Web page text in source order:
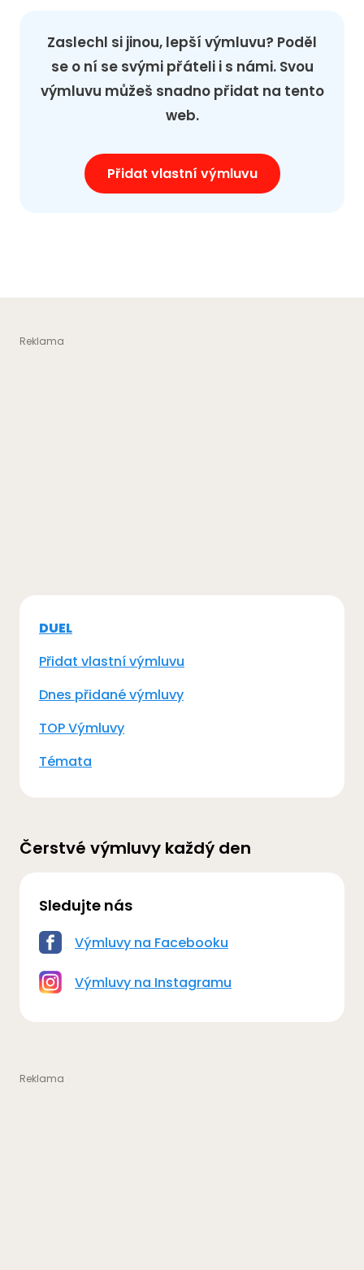
Zaslechl si jinou, lepší výmluvu? Poděl
se o ní se svými přáteli i s námi. Svou
výmluvu můžeš snadno přidat na tento
web.
Přidat vlastní výmluvu
DUEL
Přidat vlastní výmluvu
Dnes přidané výmluvy
TOP Výmluvy
Témata
Čerstvé výmluvy každý den
Sledujte nás
Výmluvy na Facebooku
Výmluvy na Instagramu